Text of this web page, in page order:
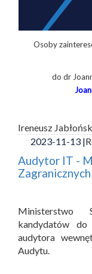
Osoby
do dr
Ireneusz
2023-11-13 |
Audytor IT -
Zagranicznych
Ministerstwo
kandydatów
audytora
Audytu.